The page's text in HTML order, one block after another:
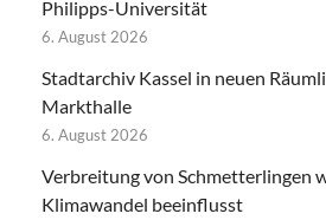
Philipps-Universität
6. August 2026
Stadtarchiv Kassel in neuen
Markthalle
6. August 2026
Verbreitung von Schmetterlingen
Klimawandel beeinflusst